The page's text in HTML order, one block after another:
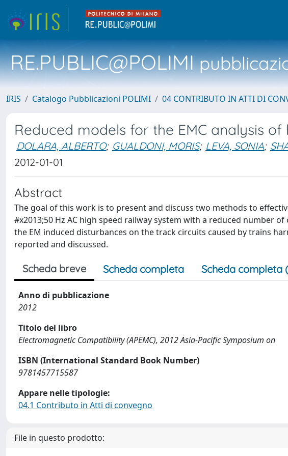
RE.PUBLIC@POLIMI
IRIS Catalogo Pubblicazioni POLIMI 04 CONTRIBUTO IN ATTI DI
Reduced models for the EMC analysis
DOLARA, ALBERTO; GUALDONI, MORIS; LEVA, SONIA;
2012-01-01
Abstract
The goal of this work is to present and discuss two methods to
#x2013;50 Hz AC high speed railway system with a reduced number
the EM induced disturbances on the track circuits caused by trains
reported and discussed.
Scheda breve Scheda completa Scheda completa
Anno di pubblicazione
2012
Titolo del libro
Electromagnetic Compatibility (APEMC), 2012 Asia-Pacific Symposium on
ISBN (International Standard Book Number)
9781457715587
Appare nelle tipologie:
04.1 Contributo in Atti di convegno
File in questo prodotto: